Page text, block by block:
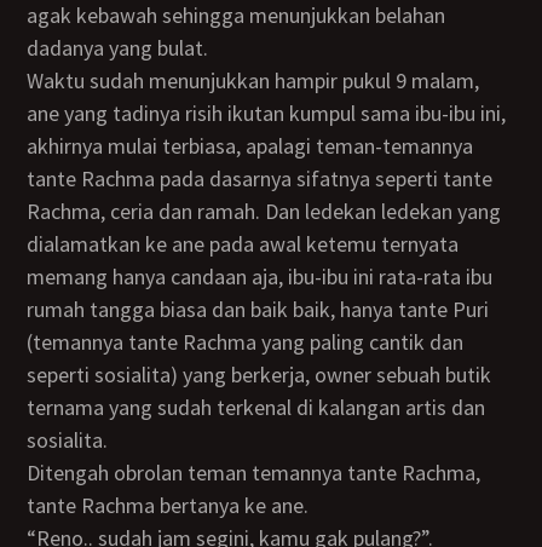
agak kebawah sehingga menunjukkan belahan
dadanya yang bulat.
Waktu sudah menunjukkan hampir pukul 9 malam,
ane yang tadinya risih ikutan kumpul sama ibu-ibu ini,
akhirnya mulai terbiasa, apalagi teman-temannya
tante Rachma pada dasarnya sifatnya seperti tante
Rachma, ceria dan ramah. Dan ledekan ledekan yang
dialamatkan ke ane pada awal ketemu ternyata
memang hanya candaan aja, ibu-ibu ini rata-rata ibu
rumah tangga biasa dan baik baik, hanya tante Puri
(temannya tante Rachma yang paling cantik dan
seperti sosialita) yang berkerja, owner sebuah butik
ternama yang sudah terkenal di kalangan artis dan
sosialita.
Ditengah obrolan teman temannya tante Rachma,
tante Rachma bertanya ke ane.
“Reno.. sudah jam segini, kamu gak pulang?”.